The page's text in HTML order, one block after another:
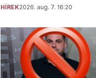
HÍREK2026. aug. 7. 16:20